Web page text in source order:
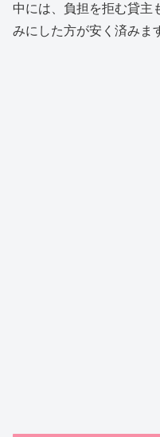
中には、負担を拒む貸主
みにした方が安く済みま